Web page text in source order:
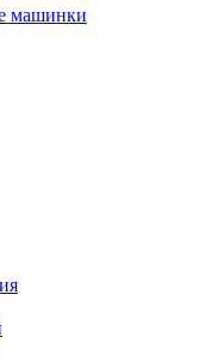
машинки